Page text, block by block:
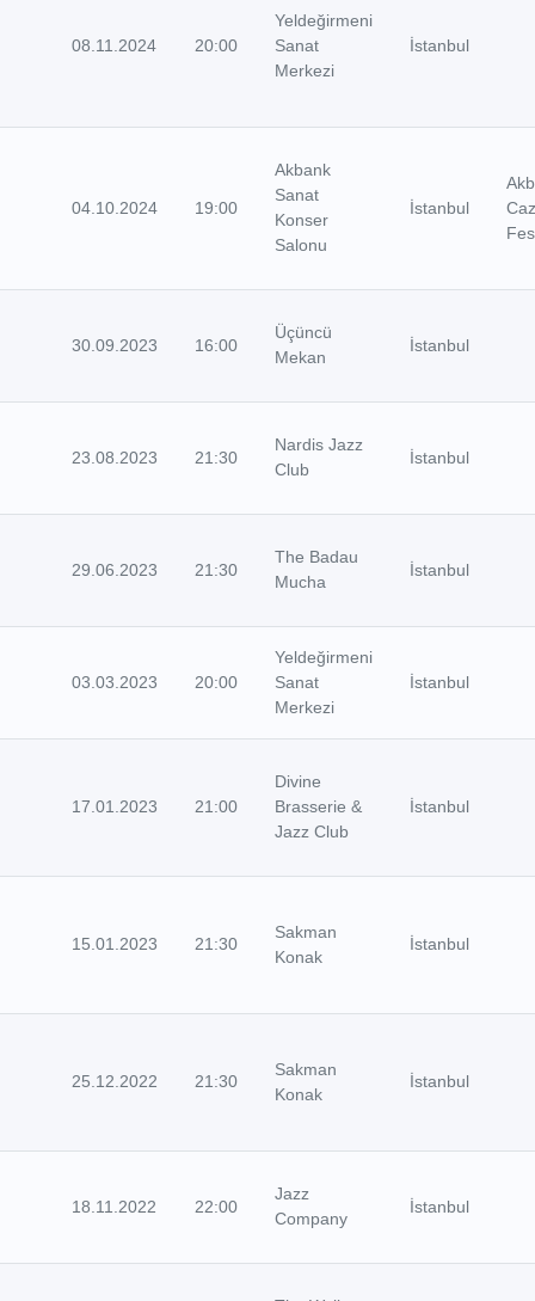
08.11.2024 20:00
Yeldeğirmeni
Sanat
Merkezi
İstanbul
04.10.2024 19:00
Akbank
Sanat
Konser
Salonu
İstanbul
30.09.2023 16:00
Üçüncü
Mekan
İstanbul
23.08.2023 21:30
Nardis Jazz
Club
İstanbul
29.06.2023 21:30
The Badau
Mucha
İstanbul
03.03.2023 20:00
Yeldeğirmeni
Sanat
Merkezi
İstanbul
17.01.2023 21:00
Divine
Brasserie &
Jazz Club
İstanbul
15.01.2023 21:30
Sakman
Konak
İstanbul
25.12.2022 21:30
Sakman
Konak
İstanbul
18.11.2022 22:00
Jazz
Company
İstanbul